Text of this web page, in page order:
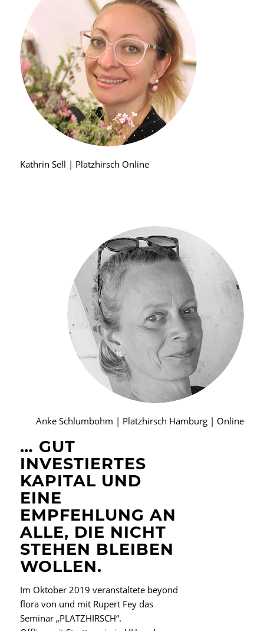
Kathrin Sell | Platzhirsch Online
Anke Schlumbohm | Platzhirsch Hamburg | Online
… GUT
INVESTIERTES
KAPITAL UND
EINE
EMPFEHLUNG AN
ALLE, DIE NICHT
STEHEN BLEIBEN
WOLLEN.
Im Oktober 2019 veranstaltete beyond
flora von und mit Rupert Fey das
Seminar „PLATZHIRSCH“.